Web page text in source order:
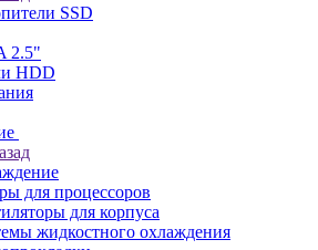
SSD
2.5"
HDD
для процессоров
для корпуса
жидкостного охлаждения